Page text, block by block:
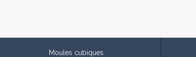
Moules cubiques